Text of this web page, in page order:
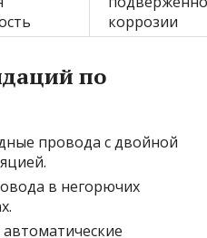
коррозии
по
провода с двойной
в негорючих